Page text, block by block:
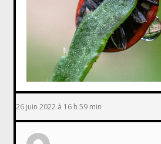
26 juin 2022 à 16 h 59 min